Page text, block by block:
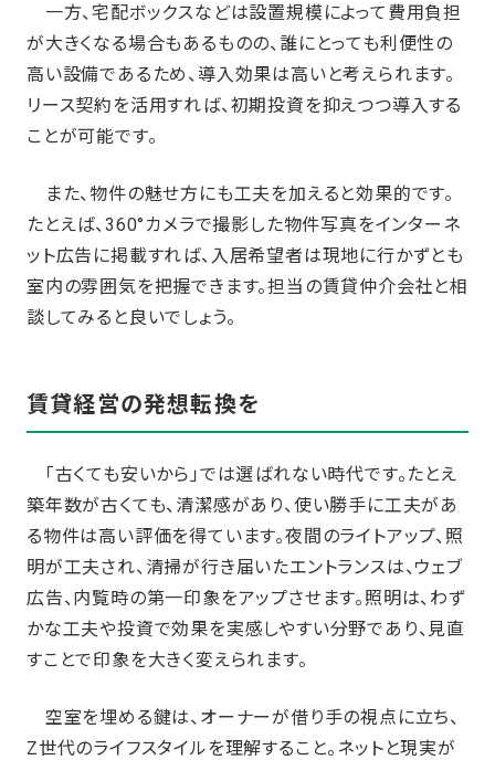
一方、宅配ボックスなどは設置規模によって費用負担
が大きくなる場合もあるものの、誰にとっても利便性の
高い設備であるため、導入効果は高いと考えられます。
リース契約を活用すれば、初期投資を抑えつつ導入する
ことが可能です。
また、物件の魅せ方にも工夫を加えると効果的です。
たとえば、360°カメラで撮影した物件写真をインターネ
ット広告に掲載すれば、入居希望者は現地に行かずとも
室内の雰囲気を把握できます。担当の賃貸仲介会社と相
談してみると良いでしょう。
賃貸経営の発想転換を
「古くても安いから」では選ばれない時代です。たとえ
築年数が古くても、清潔感があり、使い勝手に工夫があ
る物件は高い評価を得ています。夜間のライトアップ、照
明が工夫され、清掃が行き届いたエントランスは、ウェブ
広告、内覧時の第一印象をアップさせます。照明は、わず
かな工夫や投資で効果を実感しやすい分野であり、見直
すことで印象を大きく変えられます。
空室を埋める鍵は、オーナーが借り手の視点に立ち、
Z世代のライフスタイルを理解すること。ネットと現実が